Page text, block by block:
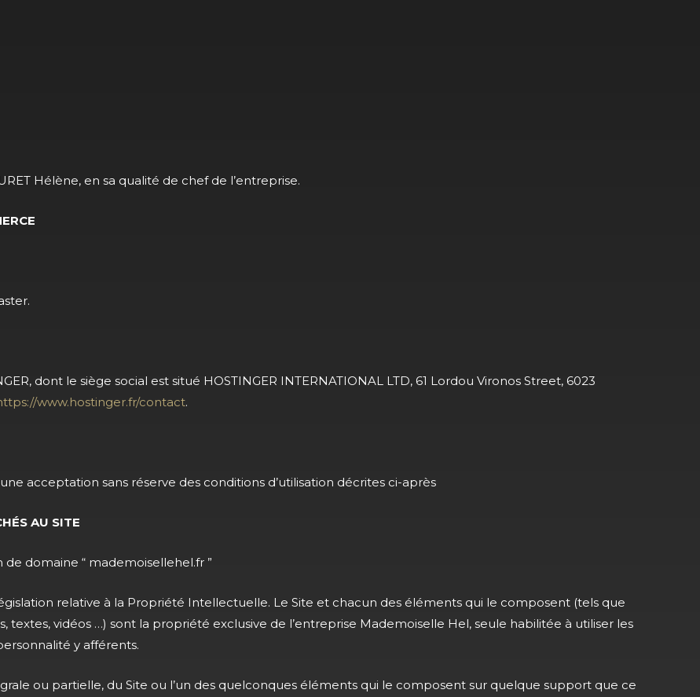
Hélène, en sa qualité de chef de l’entreprise.
dont le siège social est situé HOSTINGER INTERNATIONAL LTD, 61 Lordou Vironos Street, 6023
www.hostinger.fr/contact.
acceptation sans réserve des conditions d’utilisation décrites ci-après
AU SITE
domaine “ mademoisellehel.fr ”
relative à la Propriété Intellectuelle. Le Site et chacun des éléments qui le composent (tels que
textes, vidéos …) sont la propriété exclusive de l’entreprise Mademoiselle Hel, seule habilitée à utiliser les
y afférents.
ou partielle, du Site ou l’un des quelconques éléments qui le composent sur quelque support que ce